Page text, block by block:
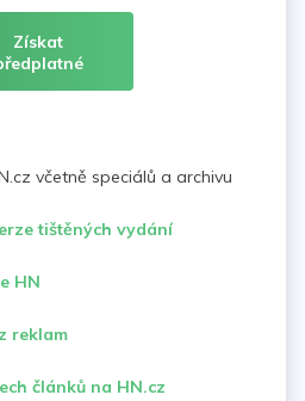
Získat
včetně speciálů a archivu
tištěných vydání
HN
reklam
článků na HN.cz